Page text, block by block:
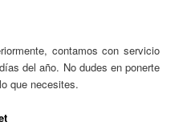
contamos con servicio
del año. No dudes en ponerte
que necesites.